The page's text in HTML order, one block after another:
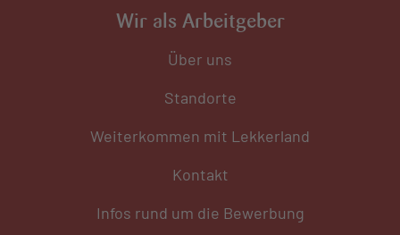
Wir als Arbeitgeber
Über uns
Standorte
Weiterkommen mit Lekkerland
Kontakt
Infos rund um die Bewerbung